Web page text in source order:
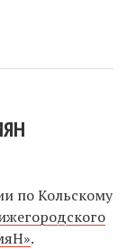
по Кольскому
.